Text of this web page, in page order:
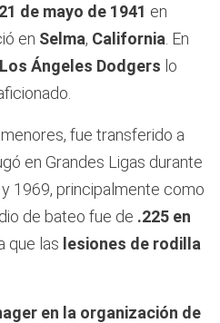
21 de mayo de 1941 en
en Selma, California . En
Los Ángeles Dodgers lo
fue transferido a
en Grandes Ligas durante
1969, principalmente como
de bateo fue de .225 en
que las lesiones de rodilla
en la organización de